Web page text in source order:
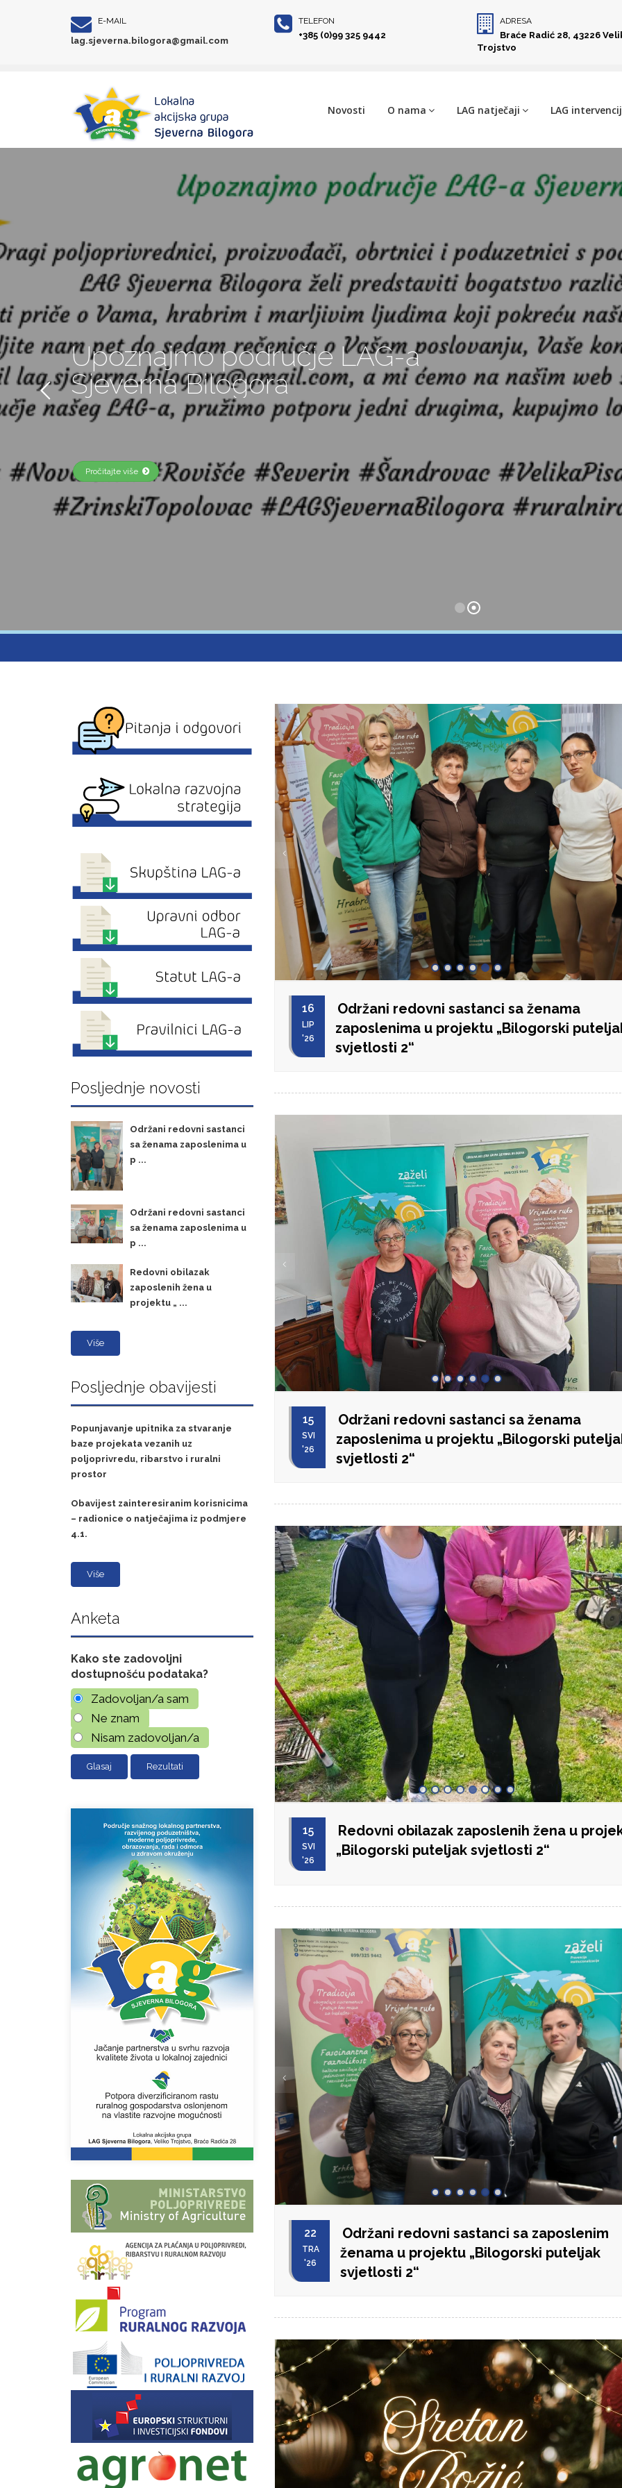
E-MAIL
lag.sjeverna.bilogora@gmail.com
TELEFON
+385 (0)99 325 9442
ADRESA
Braće Radić 28, 43226
Trojstvo
Novosti O nama LAG natječaji LAG
Objava javnog savjetovanja
Strategije LAG-a Sjeverna
Bilogora za razdoblje 2023.-2027.
godine
Pročitajte više
Posljednje novosti
Održani redovni sastanci
sa ženama zaposlenima u
p ...
Održani redovni sastanci
sa ženama zaposlenima u
p ...
Redovni obilazak
zaposlenih žena u
projektu „ ...
Više
Posljednje obavijesti
Popunjavanje upitnika za stvaranje
baze projekata vezanih uz
poljoprivredu, ribarstvo i ruralni
prostor
Obavijest zainteresiranim korisnicima
– radionice o natječajima iz podmjere
4.1.
Više
Anketa
Kako ste zadovoljni
dostupnošću podataka?
Zadovoljan/a sam
Ne znam
Nisam zadovoljan/a
Rezultati
16
LIP
'26
Održani redovni sastanci sa ženama
zaposlenima u projektu „Bilogorski
svjetlosti 2“
15
SVI
'26
Održani redovni sastanci sa ženama
zaposlenima u projektu „Bilogorski
svjetlosti 2“
15
SVI
'26
Redovni obilazak zaposlenih žena u
„Bilogorski puteljak svjetlosti 2“
22
TRA
'26
Održani redovni sastanci sa zaposlenim
ženama u projektu „Bilogorski puteljak
svjetlosti 2“